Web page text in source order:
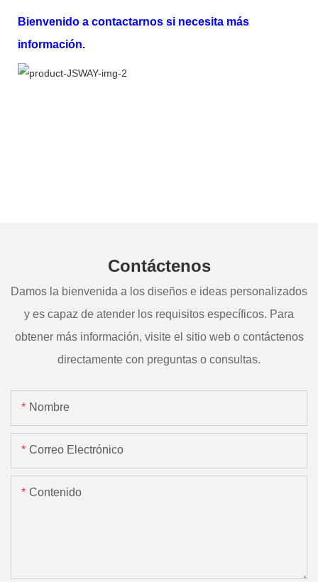
Bienvenido a contactarnos si necesita más
información.
Contáctenos
Damos la bienvenida a los diseños e ideas personalizados
y es capaz de atender los requisitos específicos. Para
obtener más información, visite el sitio web o contáctenos
directamente con preguntas o consultas.
Nombre
Correo Electrónico
Contenido